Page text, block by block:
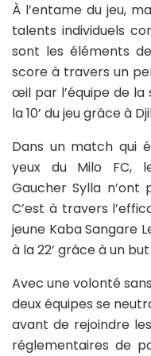
À l’entame du jeu,
talents individuels
sont les éléments
score à travers un
œil par l’équipe de la
la 10’ du jeu grâce à
Dans un match qui
yeux du Milo FC,
Gaucher Sylla
C’est à travers
jeune Kaba Sangare
à la 22’ grâce à un
Avec une volonté
deux équipes se
avant de rejoindre
réglementaires de